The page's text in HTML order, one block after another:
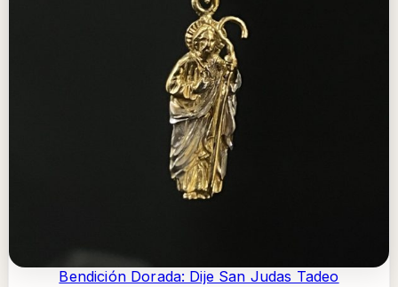
Bendición Dorada: Dije San Judas Tadeo